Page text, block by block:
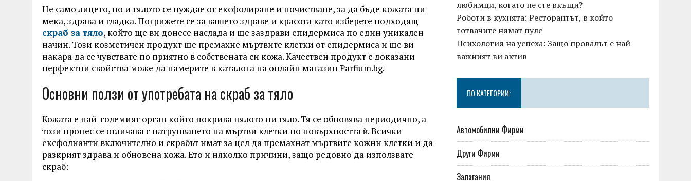
Не само лицето, но и тялото се нуждае от ексфолиране и почистване, за да бъде кожата ни
мека, здрава и гладка. Погрижете се за вашето здраве и красота като изберете подходящ
скраб за тяло, който ще ви донесе наслада и ще заздрави епидермиса по един уникален
начин. Този козметичен продукт ще премахне мъртвите клетки от епидермиса и ще ви
накара да се чувствате по приятно в собствената си кожа. Качествен продукт с доказани
перфектни свойства може да намерите в каталога на онлайн магазин Parfium.bg.
Основни ползи от употребата на скраб за тяло
Кожата е най-големият орган който покрива цялото ни тяло. Тя се обновява периодично, а
този процес се отличава с натрупването на мъртви клетки по повърхността ѝ. Всички
ексфолианти включително и скрабът имат за цел да премахнат мъртвите кожни клетки и да
разкрият здрава и обновена кожа. Ето и няколко причини, защо редовно да използвате
скраб:
любимци, когато не сте вкъщи?
Роботи в кухнята: Ресторантът, в който
готвачите нямат пулс
Психология на успеха: Защо провалът е най-
важният ви актив
ПО КАТЕГОРИИ:
Автомобилни Фирми
Други Фирми
Залагания